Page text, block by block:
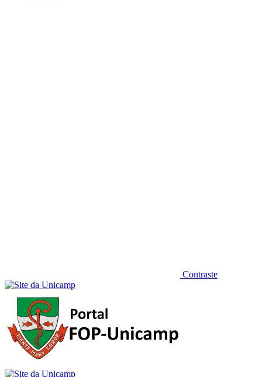
Contraste